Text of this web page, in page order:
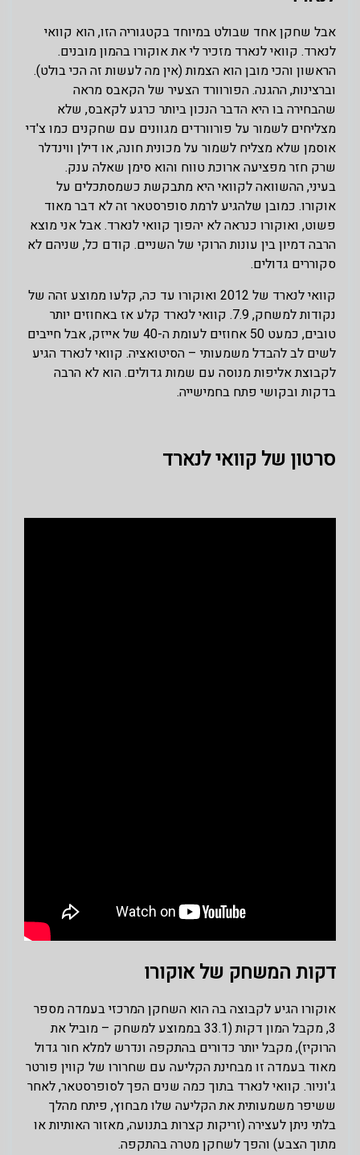
אבל שחקן אחד שבולט במיוחד בקטגוריה הזו, הוא קוואי
לנארד. קוואי לנארד מזכיר לי את אוקורו בהמון מובנים.
הראשון והכי מובן הוא הצמות (אין מה לעשות זה הכי בולט).
וברצינות, ההגנה. הפורוורד הצעיר של הקאבס מראה
שהבחירה בו היא הדבר הנכון ביותר כרגע לקאבס, שלא
מצליחים לשמור על פורוורדים מגוונים עם שחקנים כמו צ'די
אוסמן שלא מצליח לשמור על מכונית חונה, או דילן ווינדלר
שרק חזר מפציעה ארוכת טווח והוא סימן שאלה ענק.
בעיני, ההשוואה לקוואי היא מתבקשת כשמסתכלים על
אוקורו. כמובן שלהגיע לרמת סופרסטאר זה לא דבר מאוד
פשוט, ואוקורו כנראה לא יהפוך קוואי לנארד. אבל אני מוצא
הרבה דמיון בין עונות הרוקי של השניים. קודם כל, שניהם לא
סקוררים גדולים.
קוואי לנארד של 2012 ואוקורו עד כה, קלעו ממוצע זהה של
נקודות למשחק, 7.9. קוואי לנארד קלע אז באחוזים יותר
טובים, כמעט 50 אחוזים לעומת ה-40 של אייזק, אבל חייבים
לשים לב להבדל משמעותי – הסיטואציה. קוואי לנארד הגיע
לקבוצת אליפות מנוסה עם שמות גדולים. הוא לא הרבה
בדקות ובקושי פתח בחמישייה.
סרטון של קוואי לנארד
דקות המשחק של אוקורו
אוקורו הגיע לקבוצה בה הוא השחקן המרכזי בעמדה מספר
3, מקבל המון דקות (33.1 בממוצע למשחק – מוביל את
הרוקיז), מקבל יותר כדורים בהתקפה ונדרש למלא חור גדול
מאוד בעמדה זו מבחינת הקליעה עם שחרורו של קווין פורטר
ג'וניור. קוואי לנארד בתוך כמה שנים הפך לסופרסטאר, לאחר
ששיפר משמעותית את הקליעה שלו מבחוץ, פיתח מהלך
בלתי ניתן לעצירה (זריקות קצרות בתנועה, מאזור האותיות או
מתוך הצבע) והפך לשחקן מטרה בהתקפה.